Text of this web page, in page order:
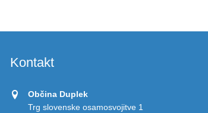
Kontakt
Občina Duplek
Trg slovenske osamosvojitve 1